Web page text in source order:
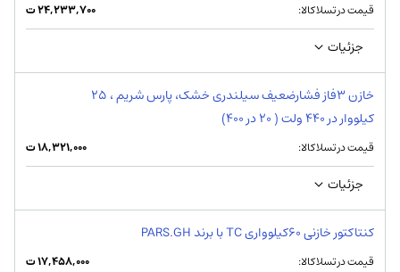
قیمت در تسلاکالا: ۲۴,۲۳۳,۷۰۰ت
جزئیات
خازن 3فاز فشارضعیف سیلندری خشک، پارس شریم ، 25
کیلووار در 440 ولت ( 20 در 400)
قیمت در تسلاکالا: ۱۸,۳۲۱,۰۰۰ت
جزئیات
کنتاکتور خازنی 60کیلوواری TC با برند PARS.GH
قیمت در تسلاکالا: ۱۷,۴۵۸,۰۰۰ت